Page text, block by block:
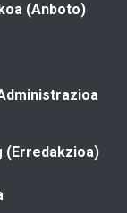
(Anboto)
(Erredakzioa)